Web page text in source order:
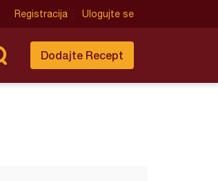
Registracija Ulogujte se
Dodajte Recept